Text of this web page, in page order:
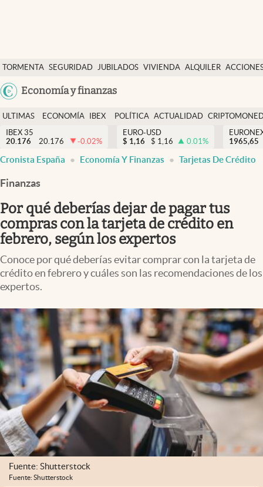
TORMENTA SEGURIDAD JUBILADOS VIVIENDA ALQUILER
USA
Colombia
Economía y finanzas
Economía y finanzas
Política
Actualidad
Criptomonedas
España
ULTIMAS
NOTICIAS
ECONOMÍA
FINANZAS
IBEX
EURO
POLÍTICA ACTUALIDAD
IBEX 35
20.176
20.176 -0.02%
EURO-USD
$ 1,16 $ 1,16 0.01%
1965,65
Cronista España Economía Y Finanzas Tarjetas De Crédito
Finanzas
Por qué deberías dejar de pagar tus
compras con la tarjeta de crédito en
febrero, según los expertos
Conoce por qué deberías evitar comprar con la tarjeta de
crédito en febrero y cuáles son las recomendaciones de los
expertos.
Fuente: Shutterstock
Fuente: Shutterstock